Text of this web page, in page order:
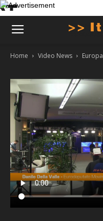
Home Video News Europa